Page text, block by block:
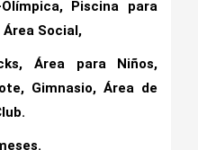
Piscina para
Área Social,
Área para Niños,
Gimnasio, Área de